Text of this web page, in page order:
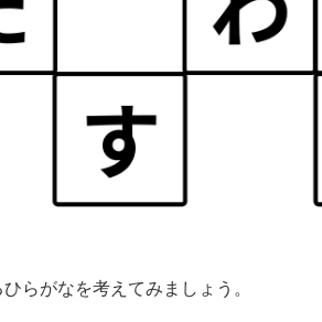
らがなを考えてみましょう。